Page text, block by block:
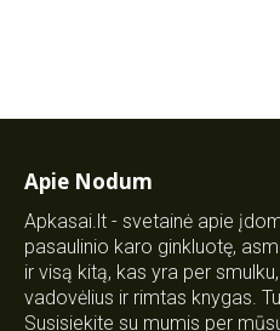
Apie Nodum
Apkasai.lt - svetainė apie
pasaulinio karo ginkluotę,
ir visą kitą, kas yra per
vadovėlius ir rimtas knygas.
Susisiekite su mumis per